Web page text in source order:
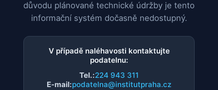
důvodu plánované technické údržby je tento
informační systém dočasně nedostupný.
V případě naléhavosti kontaktujte
podatelnu:
Tel.:224 943 311
E-mail:podatelna@institutpraha.cz